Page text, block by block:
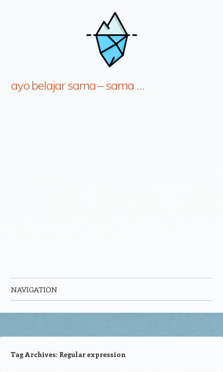
ayo belajar sama – sama …
NAVIGATION
Tag Archives: Regular expression